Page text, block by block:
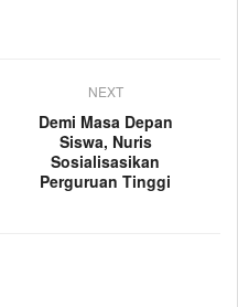
NEXT
Demi Masa Depan
Siswa, Nuris
Sosialisasikan
Perguruan Tinggi